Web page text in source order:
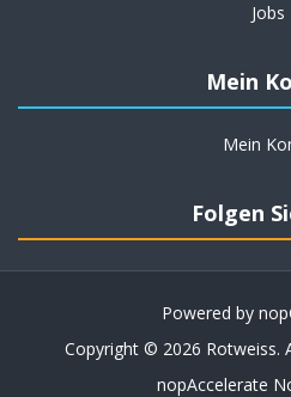
Jobs
Mein
Mein
Folgen
Powered by
Copyright © 2026 Rotweiss.
nopAccelerate